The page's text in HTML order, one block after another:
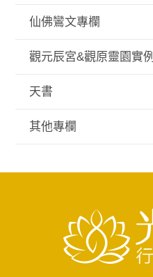
仙佛鸞文專欄
觀元辰宮&觀原靈園實例
天書
其他專欄